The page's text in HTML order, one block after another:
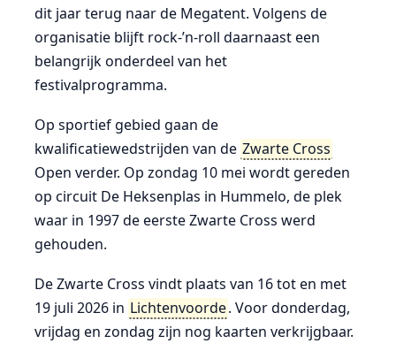
dit jaar terug naar de Megatent. Volgens de
organisatie blijft rock-’n-roll daarnaast een
belangrijk onderdeel van het
festivalprogramma.
Op sportief gebied gaan de
kwalificatiewedstrijden van de Zwarte Cross
Open verder. Op zondag 10 mei wordt gereden
op circuit De Heksenplas in Hummelo, de plek
waar in 1997 de eerste Zwarte Cross werd
gehouden.
De Zwarte Cross vindt plaats van 16 tot en met
19 juli 2026 in Lichtenvoorde. Voor donderdag,
vrijdag en zondag zijn nog kaarten verkrijgbaar.